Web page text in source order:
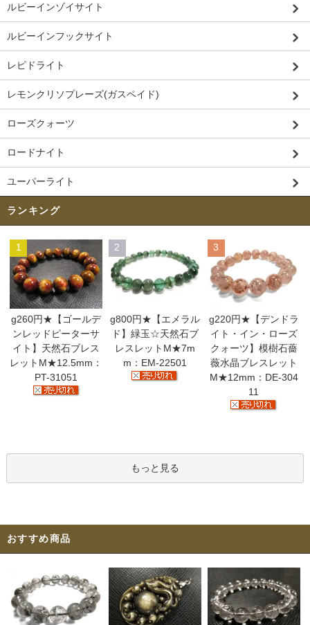
ルビーインゾイサイト
ルビーインフックサイト
レピドライト
レモンクリソプレーズ(ガスペイド)
ローズクォーツ
ロードナイト
ユーパーライト
ランキング
1
g260円★【ゴールデ
ンレッドピーターサ
イト】天然石ブレス
レットM★12.5mm：
PT-31051
2
g800円★【エメラル
ド】緑玉☆天然石ブ
レスレットM★7m
m：EM-22501
3
g220円★【デンドラ
イト・イン・ローズ
クォーツ】模樹石薔
薇水晶ブレスレット
M★12mm：DE-304
11
もっと見る
おすすめ商品